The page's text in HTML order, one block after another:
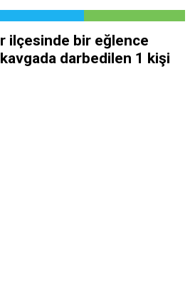
ilçesinde bir eğlence
kavgada darbedilen 1 kişi